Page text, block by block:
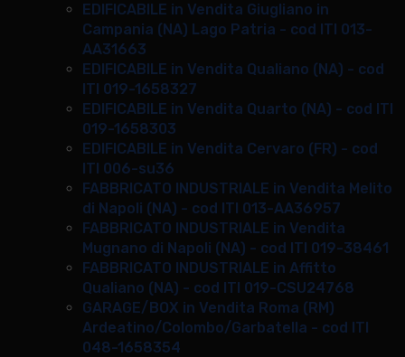
EDIFICABILE in Vendita Giugliano in
Campania (NA) Lago Patria - cod ITI 013-
AA31663
EDIFICABILE in Vendita Qualiano (NA) - cod
ITI 019-1658327
EDIFICABILE in Vendita Quarto (NA) - cod ITI
019-1658303
EDIFICABILE in Vendita Cervaro (FR) - cod
ITI 006-su36
FABBRICATO INDUSTRIALE in Vendita Melito
di Napoli (NA) - cod ITI 013-AA36957
FABBRICATO INDUSTRIALE in Vendita
Mugnano di Napoli (NA) - cod ITI 019-38461
FABBRICATO INDUSTRIALE in Affitto
Qualiano (NA) - cod ITI 019-CSU24768
GARAGE/BOX in Vendita Roma (RM)
Ardeatino/Colombo/Garbatella - cod ITI
048-1658354